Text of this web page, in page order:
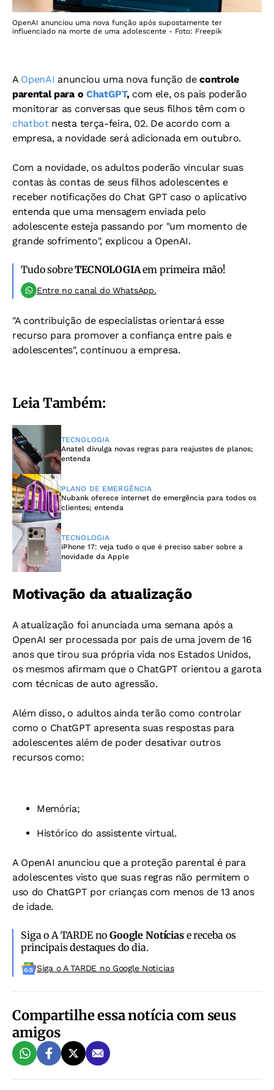
OpenAI anunciou uma nova função após supostamente ter
influenciado na morte de uma adolescente - Foto: Freepik
A OpenAI anunciou uma nova função decontrole
parental para o ChatGPT, com ele, os pais poderão
monitorar as conversas que seus filhos têm com o
chatbot nesta terça-feira, 02. De acordo com a
empresa, a novidade será adicionada em outubro.
Com a novidade, os adultos poderão vincular suas
contas às contas de seus filhos adolescentes e
receber notificações do Chat GPT caso o aplicativo
entenda que uma mensagem enviada pelo
adolescente esteja passando por "um momento de
grande sofrimento", explicou a OpenAI.
Tudo sobreTECNOLOGIAem primeira mão!
Entre no canal do WhatsApp.
"A contribuição de especialistas orientará esse
recurso para promover a confiança entre pais e
adolescentes", continuou a empresa.
Leia Também:
TECNOLOGIA
Anatel divulga novas regras para reajustes de planos;
entenda
PLANO DE EMERGÊNCIA
Nubank oferece internet de emergência para todos os
clientes; entenda
TECNOLOGIA
iPhone 17: veja tudo o que é preciso saber sobre a
novidade da Apple
Motivação da atualização
A atualização foi anunciada uma semana após a
OpenAI ser processada por pais de uma jovem de 16
anos que tirou sua própria vida nos Estados Unidos,
os mesmos afirmam que o ChatGPT orientou a garota
com técnicas de auto agressão.
Além disso, o adultos ainda terão como controlar
como o ChatGPT apresenta suas respostas para
adolescentes além de poder desativar outros
recursos como:
Memória;
Histórico do assistente virtual.
A OpenAI anunciou que a proteção parental é para
adolescentes visto que suas regras não permitem o
uso do ChatGPT por crianças com menos de 13 anos
de idade.
Siga o A TARDE noGoogle Notíciase receba os
principais destaques do dia.
Siga o A TARDE no Google Noticias
Compartilhe essa notícia com seus
amigos